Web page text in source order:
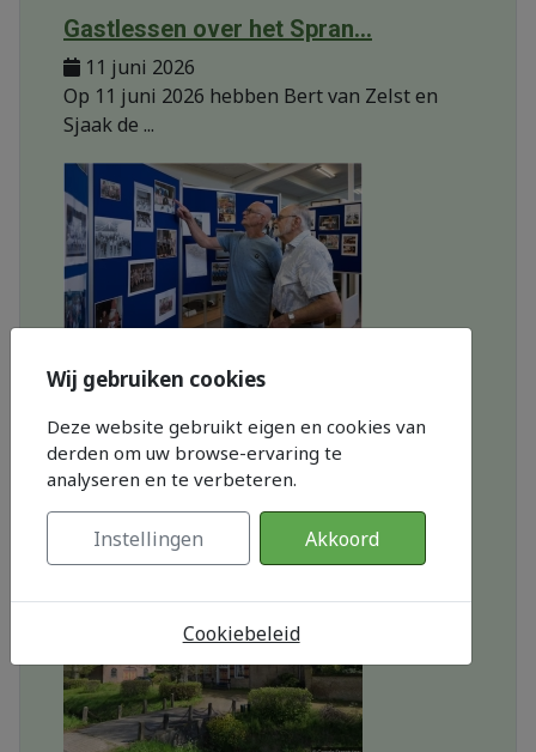
Gastlessen over het Spran...
11 juni 2026
Op 11 juni 2026 hebben Bert van Zelst en
Sjaak de ...
Dorpshuis Zidewinde besta...
01 juni 2026
Dorpshuis Zidewinde bestaat zestig jaar:
‘Hier lee...
Wij gebruiken cookies
Deze website gebruikt eigen en cookies van
derden om uw browse-ervaring te
analyseren en te verbeteren.
Instellingen Akkoord
Cookiebeleid